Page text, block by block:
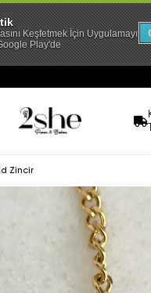
Zincir
Keşfetmek İçin Uygulamayı
Play'de